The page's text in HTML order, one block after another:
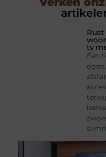
tv
Een